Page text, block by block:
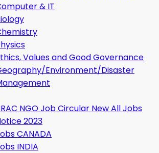
& IT
Values ​​and Good Governance
Environment/Disaster
NGO Job Circular New All Jobs
2023
CANADA
INDIA